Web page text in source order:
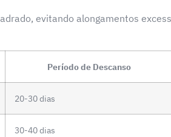
evitando alongamentos
Período de Descanso
20-30 dias
30-40 dias